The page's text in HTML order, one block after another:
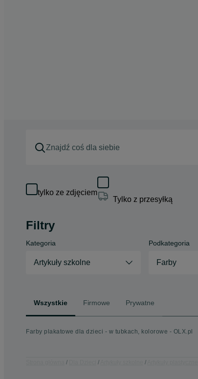
tylko ze zdjęciem
Tylko z przesyłką
Filtry
Kategoria
Artykuły szkolne
Podkategoria
Farby
Wszystkie Firmowe Prywatne
Farby plakatowe dla dzieci - w tubkach, kolorowe - OLX.pl